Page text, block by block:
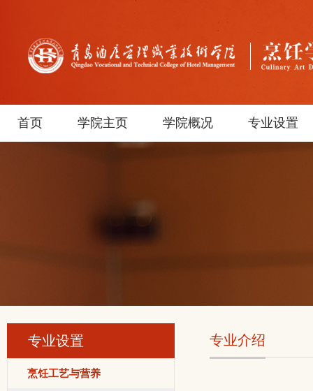
首页 学院主页 学院概况 专业设置
专业设置
烹饪工艺与营养
专业介绍